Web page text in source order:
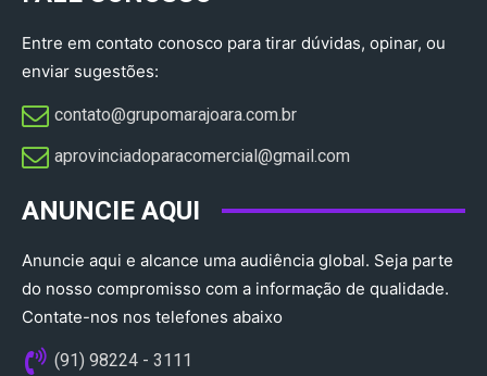
Entre em contato conosco para tirar dúvidas, opinar, ou
enviar sugestões:
contato@grupomarajoara.com.br
aprovinciadoparacomercial@gmail.com​
ANUNCIE AQUI
Anuncie aqui e alcance uma audiência global. Seja parte
do nosso compromisso com a informação de qualidade.
Contate-nos nos telefones abaixo
(91) 98224 - 3111